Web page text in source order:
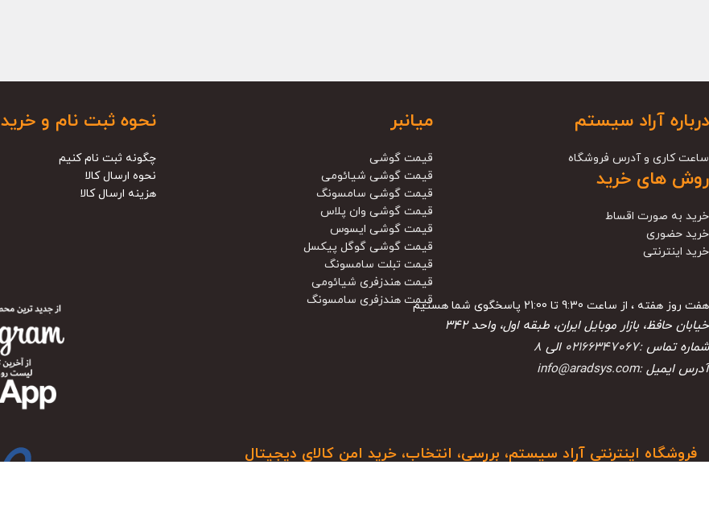
نحوه ثبت نام و خرید
چگونه ثبت نام کنیم
نحوه ارسال کالا
هزینه ارسال کالا
میانبر
قیمت گوشی
قیمت گوشی شیائومی
قیمت گوشی سامسونگ
قیمت گوشی وان پلاس
قیمت گوشی ایسوس
قیمت گوشی گوگل پیکسل
قیمت تبلت سامسونگ
قیمت هندزفری شیائومی
قیمت هندزفری سامسونگ
درباره آراد سیستم
ساعت کاری و آدرس فروشگاه
روش های خرید
خرید به صورت اقساط
خرید حضوری
خرید اینترنتی
هفت روز هفته ، از ساعت 9:30 تا 21:00 پاسخگوی شما هستیم
خیابان حافظ، بازار موبایل ایران، طبقه اول، واحد ۳۴۲
شماره تماس :02166347067 الی 8
آدرس ایمیل :info@aradsys.com
فروشگاه اینترنتی آراد سیستم، بررسی، انتخاب، خرید امن کالای دیجیتال